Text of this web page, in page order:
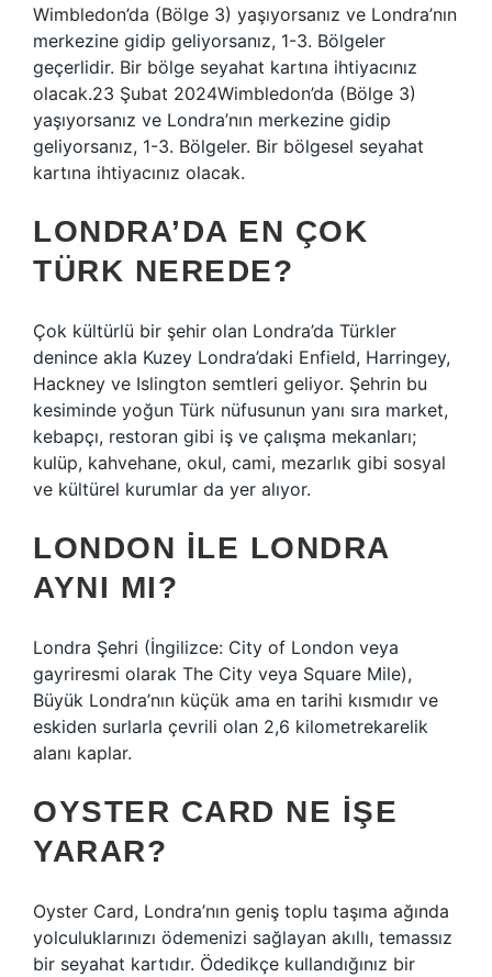
Wimbledon’da (Bölge 3) yaşıyorsanız ve Londra’nın
merkezine gidip geliyorsanız, 1-3. Bölgeler
geçerlidir. Bir bölge seyahat kartına ihtiyacınız
olacak.23 Şubat 2024Wimbledon’da (Bölge 3)
yaşıyorsanız ve Londra’nın merkezine gidip
geliyorsanız, 1-3. Bölgeler. Bir bölgesel seyahat
kartına ihtiyacınız olacak.
LONDRA’DA EN ÇOK
TÜRK NEREDE?
Çok kültürlü bir şehir olan Londra’da Türkler
denince akla Kuzey Londra’daki Enfield, Harringey,
Hackney ve Islington semtleri geliyor. Şehrin bu
kesiminde yoğun Türk nüfusunun yanı sıra market,
kebapçı, restoran gibi iş ve çalışma mekanları;
kulüp, kahvehane, okul, cami, mezarlık gibi sosyal
ve kültürel kurumlar da yer alıyor.
LONDON ILE LONDRA
AYNI MI?
Londra Şehri (İngilizce: City of London veya
gayriresmi olarak The City veya Square Mile),
Büyük Londra’nın küçük ama en tarihi kısmıdır ve
eskiden surlarla çevrili olan 2,6 kilometrekarelik
alanı kaplar.
OYSTER CARD NE IŞE
YARAR?
Oyster Card, Londra’nın geniş toplu taşıma ağında
yolculuklarınızı ödemenizi sağlayan akıllı, temassız
bir seyahat kartıdır. Ödedikçe kullandığınız bir